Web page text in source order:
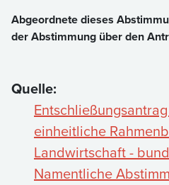
Abgeordnete dieses
der Abstimmung über den
Quelle:
einheitliche
Landwirtschaft -
Namentliche